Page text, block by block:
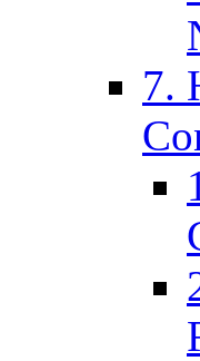
7.